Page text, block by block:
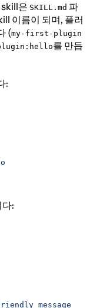
skill은 SKILL.md 파
이름이 되며, 플러
(my-first-plugin
를 만듭
:
:
message